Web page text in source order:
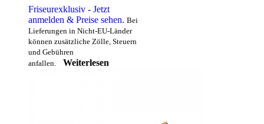
Friseurexklusiv - Jetzt
anmelden & Preise sehen. Bei
Lieferungen in Nicht-EU-Länder
können zusätzliche Zölle, Steuern
und Gebühren
anfallen.
Weiterlesen